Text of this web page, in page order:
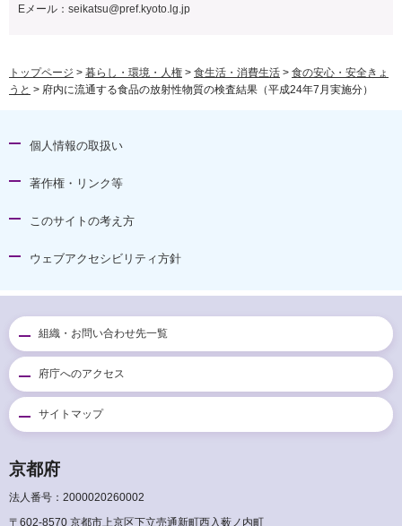
Eメール： seikatsu@pref.kyoto.lg.jp
トップページ > 暮らし・環境・人権 > 食生活・消費生活 > 食の安心・安全きょ
うと > 府内に流通する食品の放射性物質の検査結果（平成24年7月実施分）
個人情報の取扱い
著作権・リンク等
このサイトの考え方
ウェブアクセシビリティ方針
組織・お問い合わせ先一覧
府庁へのアクセス
サイトマップ
京都府
法人番号：2000020260002
〒602-8570 京都市上京区下立売通新町西入薮ノ内町